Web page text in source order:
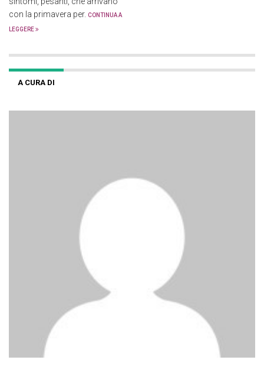
con la primavera per. CONTINUA A
LEGGERE
A CURA DI